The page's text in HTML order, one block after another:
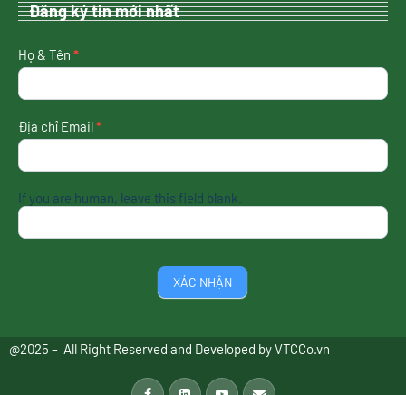
Đăng ký tin mới nhất
nhận
tin
nhất
Họ & Tên *
Địa chỉ Email*
If you are human, leave this field blank.
XÁC NHẬN
@2025 – All Right Reserved and Developed byVTCCo.vn